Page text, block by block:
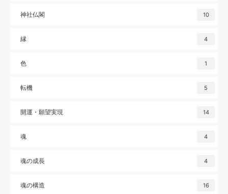
神社仏閣 10
縁 4
色 1
転機 5
開運・願望実現 14
魂 4
魂の成長 4
魂の構造 16